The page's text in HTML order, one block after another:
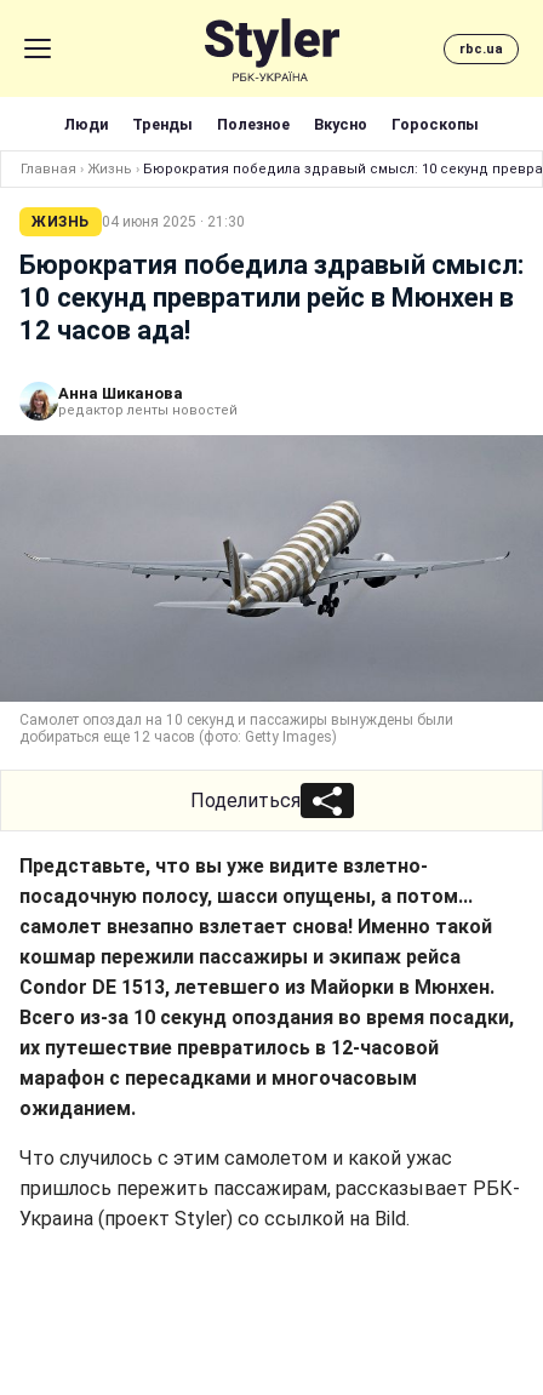
rbc.ua
Люди Тренды Полезное Вкусно Гороскопы
Главная › Жизнь › Бюрократия победила здравый смысл: 10 секунд
ЖИЗНЬ 04 июня 2025 · 21:30
Бюрократия победила здравый смысл:
10 секунд превратили рейс в Мюнхен в
12 часов ада!
Анна Шиканова
редактор ленты новостей
Самолет опоздал на 10 секунд и пассажиры вынуждены были
добираться еще 12 часов (фото: Getty Images)
Поделиться
Представьте, что вы уже видите взлетно-
посадочную полосу, шасси опущены, а потом...
самолет внезапно взлетает снова! Именно такой
кошмар пережили пассажиры и экипаж рейса
Condor DE 1513, летевшего из Майорки в Мюнхен.
Всего из-за 10 секунд опоздания во время посадки,
их путешествие превратилось в 12-часовой
марафон с пересадками и многочасовым
ожиданием.
Что случилось с этим самолетом и какой ужас
пришлось пережить пассажирам, рассказывает РБК-
Украина (проект Styler) со ссылкой на Bild.